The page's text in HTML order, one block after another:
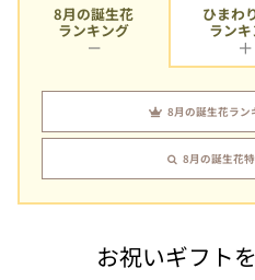
8月の誕生花
ランキング
8月の誕生花ラン
8月の誕生花
ひまわ
ラン
お祝いギフト